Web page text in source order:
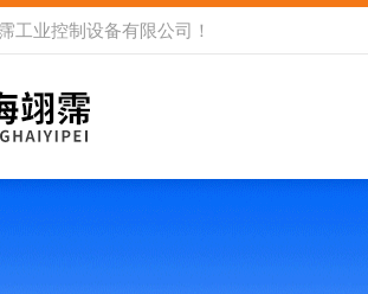
工业控制设备有限公司 ！